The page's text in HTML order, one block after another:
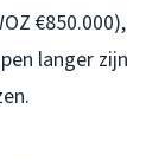
€850.000),
langer zijn